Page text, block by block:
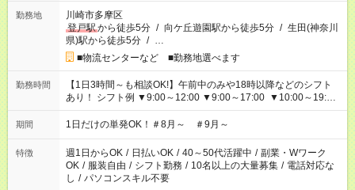
勤務地
川崎市多摩区
登戸駅から徒歩5分 / 向ケ丘遊園駅から徒歩5分 / 生田(神奈川
県)駅から徒歩5分 / …
■物流センターなど ■勤務地選べます
勤務時間
【1日3時間～も相談OK!】午前中のみや18時以降などのシフト
あり！ シフト例 ▼9:00～12:00 ▼9:00～17:00 ▼10:00～19:00
▼18:00～21:00
期間 1日だけの単発OK！＃8月～ ＃9月～
特徴 週1日からOK / 日払いOK / 40～50代活躍中 / 副業・Wワーク
OK / 服装自由 / シフト勤務 / 10名以上の大量募集 / 電話対応な
し / パソコンスキル不要